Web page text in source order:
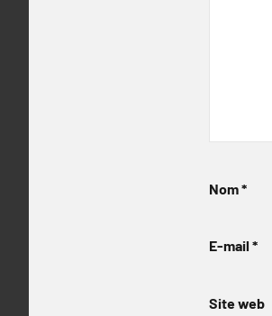
Nom*
E-mail *
Site web